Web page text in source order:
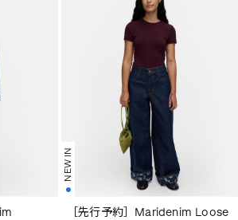
NEW IN
［先行予約］Maridenim Loose